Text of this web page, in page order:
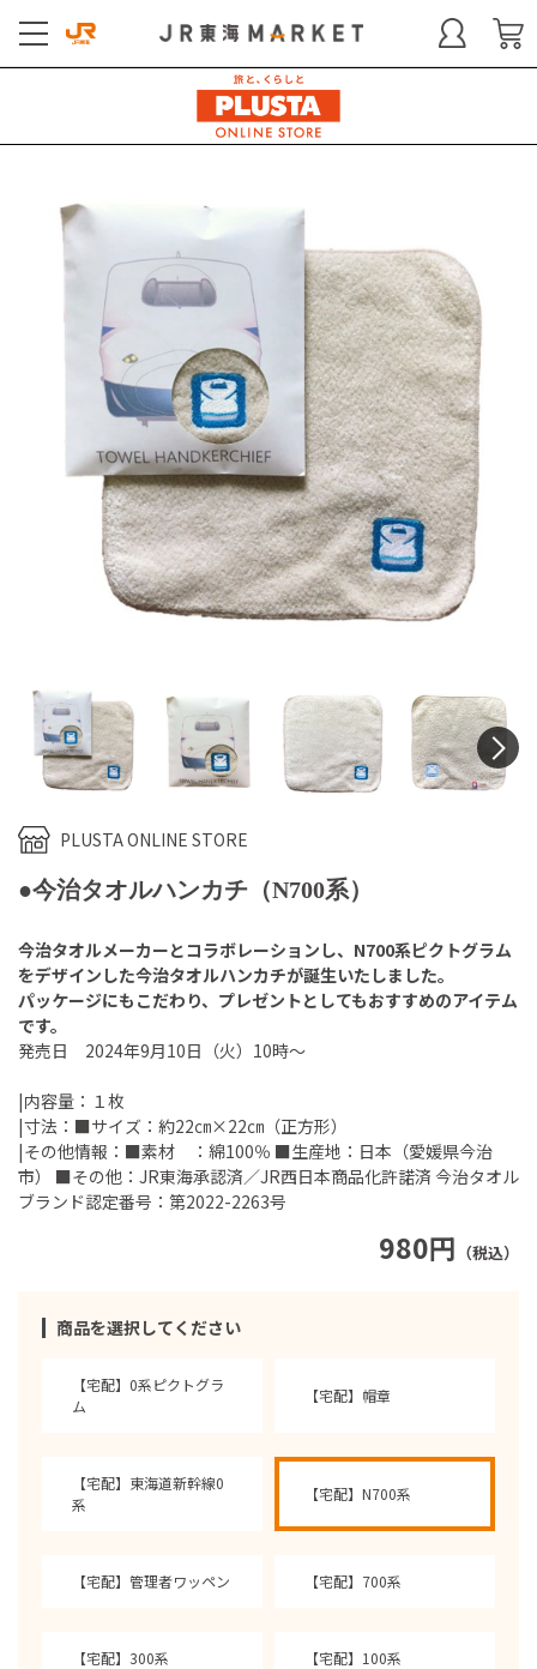
PLUSTA ONLINE STORE
●今治タオルハンカチ（N700系）
980円 （税込）
商品を選択してください
【宅配】0系ピクトグラ
ム
【宅配】帽章
【宅配】東海道新幹線0
系
【宅配】N700系
【宅配】管理者ワッペン 【宅配】700系
【宅配】300系 【宅配】100系
今治タオルメーカーとコラボレーションし、N700系ピクトグラム
をデザインした今治タオルハンカチが誕生いたしました。
パッケージにもこだわり、プレゼントとしてもおすすめのアイテム
です。
発売日 2024年9月10日（火）10時～
|内容量：１枚
|寸法：■サイズ：約22㎝×22㎝（正方形）
|その他情報：■素材 ：綿100％ ■生産地：日本（愛媛県今治
市） ■その他：JR東海承認済／JR西日本商品化許諾済 今治タオル
ブランド認定番号：第2022-2263号